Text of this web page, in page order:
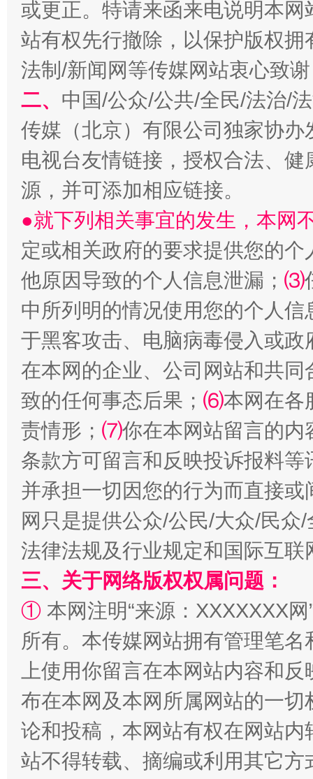
揭开“小金库”的免责幌子
全民健身五年计划来了！等你上场
阿坝州三大球赛在茂县开幕 规模
或更正。特请来函来电说明本
站有权先行撤除，以保护版权
法制/新闻网等传媒网站衷心致
二、 中国/公众/公共/全民/法治/
传媒（北京）有限公司独家协
电视台友情链接，授权合法、
源，并可添加相应链接。
●就下列相关事宜的发生，本网
定或相关政府的要求提供您的个
他原因导致的个人信息泄漏； ⑶
中所列明的情况使用您的个人
于黑客攻击、电脑病毒侵入或
在本网的企业、公司网站和共
致的任何事态后果； ⑹本网在各
责情形； ⑺你在本网站留言的内
条款方可留言和反映投诉报料
并承担一切因您的行为而直接
网只是提供公众/公民/大众/民
法律法规及行业规定和国际互
三、关于网络版权权属问题：
① 本网注明“来源：XXXXXXX
所有。本传媒网站拥有管理笔
上使用你留言在本网站内容和
布在本网及本网所属网站的一
论和投稿，本网站有权在网站
站不得转载、摘编或利用其它